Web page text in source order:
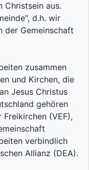
Christsein aus.
d.h. wir
der Gemeinschaft
zusammen
und Kirchen, die
Jesus Christus
gehören
(VEF),
verbindlich
Allianz (DEA).